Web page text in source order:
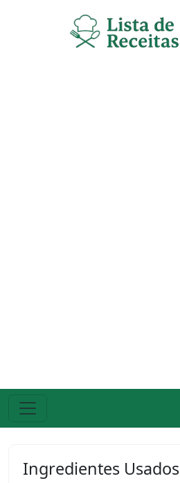
Ingredientes Usados